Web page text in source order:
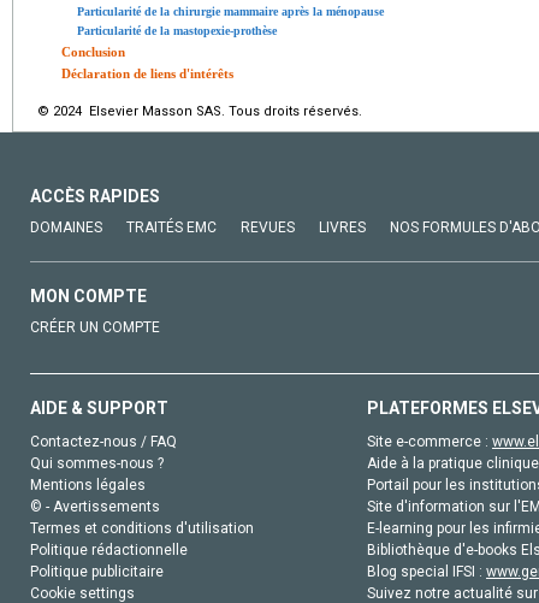
Particularité de la chirurgie mammaire après la ménopause
Particularité de la mastopexie-prothèse
Conclusion
Déclaration de liens d'intérêts
© 2024 Elsevier Masson SAS. Tous droits réservés.
ACCÈS RAPIDES
DOMAINES TRAITÉS EMC REVUES LIVRES NOS FORMULES
MON COMPTE
CRÉER UN COMPTE
AIDE & SUPPORT
Contactez-nous / FAQ
Qui sommes-nous ?
Mentions légales
© - Avertissements
Termes et conditions d'utilisation
Politique rédactionnelle
Politique publicitaire
Cookie settings
PLATEFORMES
Site e-commerce :
Aide à la pratique
Portail pour les
Site d'information sur
E-learning pour les
Bibliothèque d'e-books
Blog special IFSI :
Suivez notre actualité